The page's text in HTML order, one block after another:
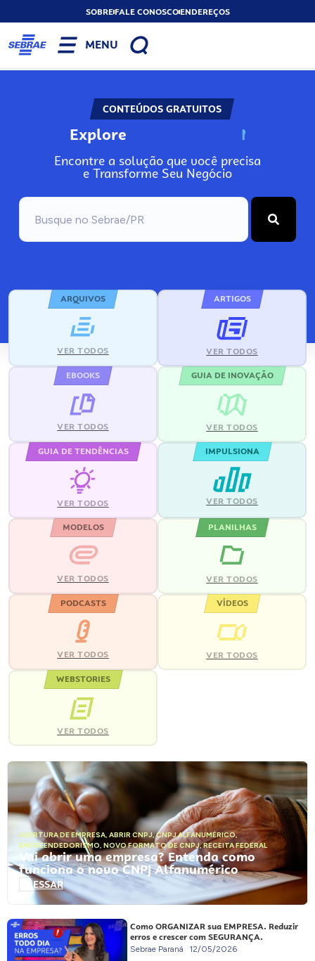
SOBREFALE CONOSCOENDEREÇOS
MENU
CONTEÚDOS GRATUITOS
Explore N
Encontre a solução que você precisa
e Transforme Seu Negócio
ARQUIVOS
VER TODOS
ARTIGOS
VER TODOS
EBOOKS
VER TODOS
GUIA DE INOVAÇÃO
VER TODOS
GUIA DE TENDÊNCIAS
VER TODOS
IMPULSIONA
VER TODOS
MODELOS
VER TODOS
PLANILHAS
VER TODOS
PODCASTS
VER TODOS
VÍDEOS
VER TODOS
WEBSTORIES
VER TODOS
ABERTURA DE EMPRESA, ABRIR CNPJ,CNPJ ALFANUMÉRICO,
EMPREENDEDORISMO, NOVO FORMATO DE CNPJ,RECEITA FEDERAL
Vai abrir uma empresa? Entenda como
funciona o novo CNPJ Alfanumérico
ACESSAR
Como ORGANIZAR sua EMPRESA. Reduzir
erros e crescer com SEGURANÇA.
Sebrae Paraná 12/05/2026